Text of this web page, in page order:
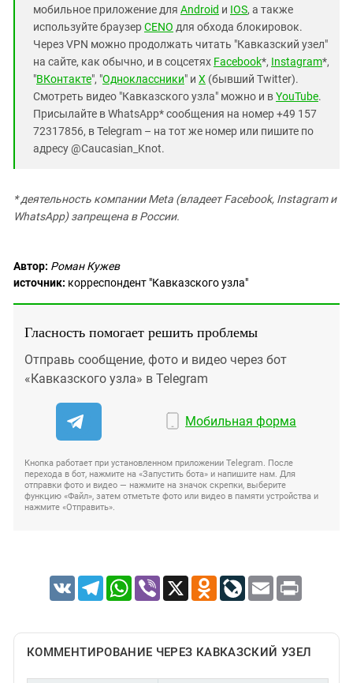
мобильное приложение для Android и IOS, а также
используйте браузерCENO для обхода блокировок.
Через VPN можно продолжать читать "Кавказский узел"
на сайте, как обычно, и в соцсетях Facebook*, Instagram*,
"ВКонтакте", "Одноклассники" и X (бывший Twitter).
Смотреть видео "Кавказского узла" можно и вYouTube.
Присылайте в WhatsApp* сообщения на номер +49 157
72317856, в Telegram – на тот же номер или пишите по
адресу @Caucasian_Knot.
* деятельность компании Meta (владеет Facebook, Instagram и
WhatsApp) запрещена в России.
Автор: Роман Кужев
источник: корреспондент "Кавказского узла"
Гласность помогает решить проблемы
Отправь сообщение, фото и видео через бот
«Кавказского узла» в Telegram
Мобильная форма
Кнопка работает при установленном приложении Telegram. После
перехода в бот, нажмите на «Запустить бота» и напишите нам. Для
отправки фото и видео — нажмите на значок скрепки, выберите
функцию «Файл», затем отметьте фото или видео в памяти устройства и
нажмите «Отправить».
VK TelegramWhatsApp
Viber X Odnoklassniki
LiveJournal
Email Print
КОММЕНТИРОВАНИЕ ЧЕРЕЗ КАВКАЗСКИЙ УЗЕЛ